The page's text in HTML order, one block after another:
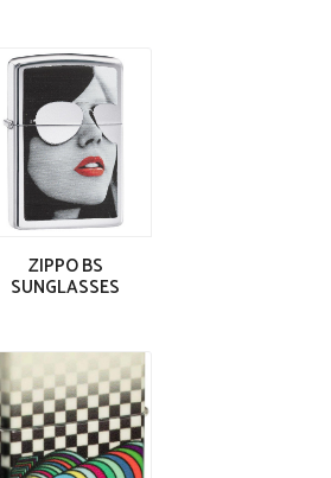
ZIPPO BS
SUNGLASSES